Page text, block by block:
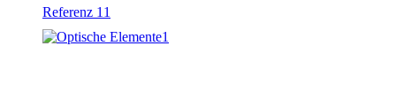
Referenz 11